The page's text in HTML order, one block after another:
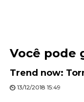
Você pode
Trend now:
13/12/2018 15:49